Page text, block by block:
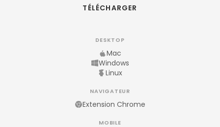
TÉLÉCHARGER
DESKTOP
Mac
Windows
Linux
NAVIGATEUR
Extension Chrome
MOBILE